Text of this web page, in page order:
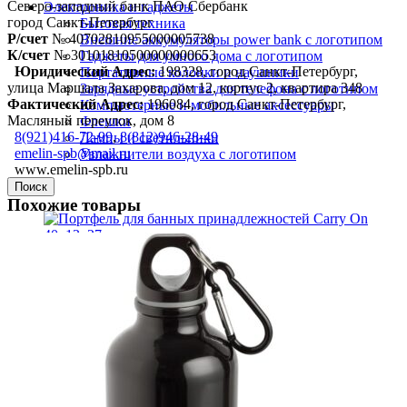
Электроника и гаджеты
Бытовая техника
Внешние аккумуляторы power bank с логотипом
Гаджеты для умного дома с логотипом
Портативные колонки и наушники
Зарядные устройства для телефона с логотипом
Компьютерные и мобильные аксессуары
Флешки
Лампы и светильники
Увлажнители воздуха с логотипом
Поиск
+7 (812) 946-28-49
Есть вопросы? Свяжитесь нами с помощью формы
обратного звонка или позвоните нам по телефону
указанному выше.
Северо-западный банк ПАО Сбербанк
город Санкт-Петербург
Р/счет № 40702810955000005738
К/счет № 30101810500000000653
Юридический Адрес:198328, город Санкт-Петербург,
улица Маршала Захарова, дом 12, корпус 2, квартира 348
Фактический Адрес:196084, город Санкт-Петербург,
Масляный переулок, дом 8
8(921)416-72-99,8(812)946-28-49
emelin-spb@mail.ru
www.emelin-spb.ru
Похожие товары